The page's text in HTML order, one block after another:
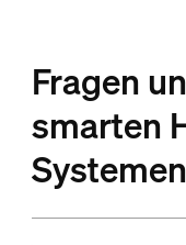
Fragen
smarten
Systemen